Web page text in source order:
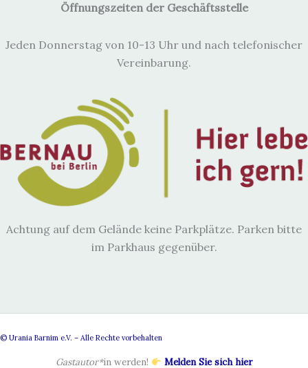
Öffnungszeiten der Geschäftsstelle
Jeden Donnerstag von 10-13 Uhr und nach telefonischer
Vereinbarung.
Achtung auf dem Gelände keine Parkplätze. Parken bitte
im Parkhaus gegenüber.
© Urania Barnim e.V. – Alle Rechte vorbehalten
Gastautor*in werden! Melden Sie sich hier